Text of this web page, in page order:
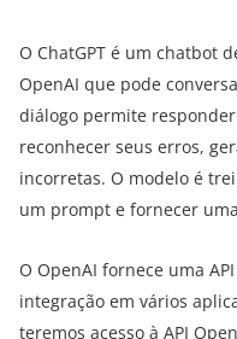
O ChatGPT é um chatbot
OpenAI que pode
diálogo permite
reconhecer seus erros,
incorretas. O modelo é
um prompt e fornecer
O OpenAI fornece uma
integração em vários
teremos acesso à API